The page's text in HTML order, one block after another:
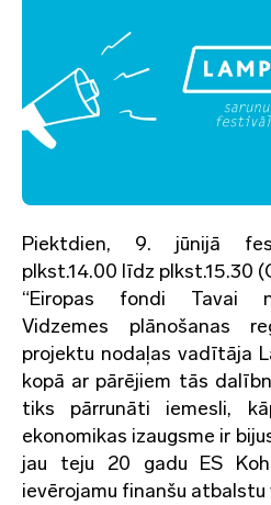
Piektdien, 9. jūnijā
plkst.14.00 līdz plkst.15.30
“Eiropas fondi Tavai
Vidzemes plānošanas
projektu nodaļas vadītāja
kopā ar pārējiem tās
tiks pārrunāti iemesli,
ekonomikas izaugsme ir
jau teju 20 gadu ES
ievērojamu finanšu atbalstu